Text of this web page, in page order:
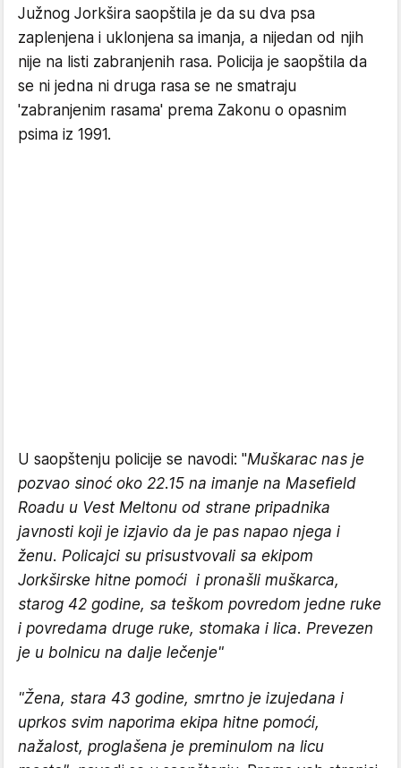
Južnog Jorkšira saopštila je da su dva psa
zaplenjena i uklonjena sa imanja, a nijedan od njih
nije na listi zabranjenih rasa. Policija je saopštila da
se ni jedna ni druga rasa se ne smatraju
'zabranjenim rasama' prema Zakonu o opasnim
psima iz 1991.
U saopštenju policije se navodi: "Muškarac nas je
pozvao sinoć oko 22.15 na imanje na Masefield
Roadu u Vest Meltonu od strane pripadnika
javnosti koji je izjavio da je pas napao njega i
ženu. Policajci su prisustvovali sa ekipom
Jorkširske hitne pomoći i pronašli muškarca,
starog 42 godine, sa teškom povredom jedne ruke
i povredama druge ruke, stomaka i lica. Prevezen
je u bolnicu na dalje lečenje"
"Žena, stara 43 godine, smrtno je izujedana i
uprkos svim naporima ekipa hitne pomoći,
nažalost, proglašena je preminulom na licu